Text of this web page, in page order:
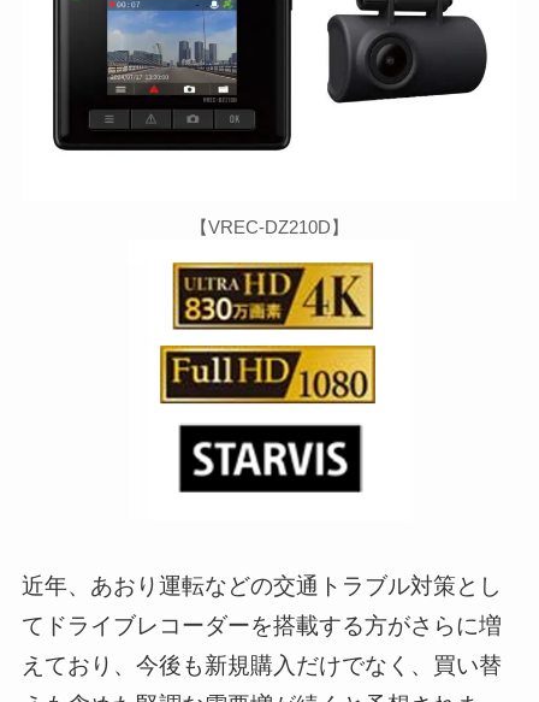
【VREC-DZ210D】
近年、あおり運転などの交通トラブル対策とし
てドライブレコーダーを搭載する方がさらに増
えており、今後も新規購入だけでなく、買い替